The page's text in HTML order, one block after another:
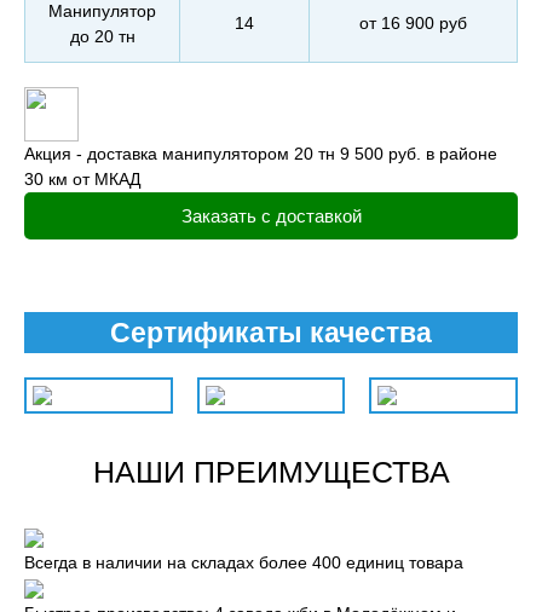
Манипулятор
до 20 тн
14 от 16 900 руб
Акция - доставка манипулятором 20 тн 9 500 руб. в районе
30 км от МКАД
Заказать с доставкой
Сертификаты качества
НАШИ ПРЕИМУЩЕСТВА
Всегда в наличии на складах более 400 единиц товара